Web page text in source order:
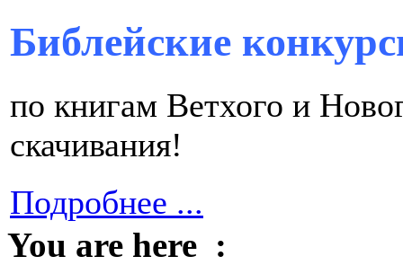
Библейские
по книгам Ветхого и
скачивания!
Подробнее ...
You are here :